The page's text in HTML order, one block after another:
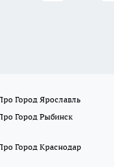
Город Ярославль
Город Рыбинск
Город Краснодар